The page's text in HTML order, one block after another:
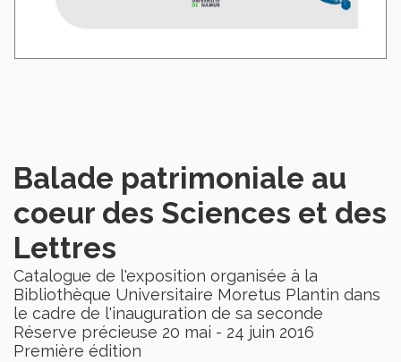
Balade patrimoniale au
coeur des Sciences et des
Lettres
Catalogue de l'exposition organisée à la
Bibliothèque Universitaire Moretus Plantin dans
le cadre de l'inauguration de sa seconde
Réserve précieuse 20 mai - 24 juin 2016
Première édition